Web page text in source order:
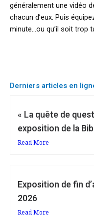
généralement une vidéo
chacun d’eux. Puis
minute…ou qu’il soit trop
Derniers articles en
« La quête de
exposition de la
Read More
Exposition de fin
2026
Read More